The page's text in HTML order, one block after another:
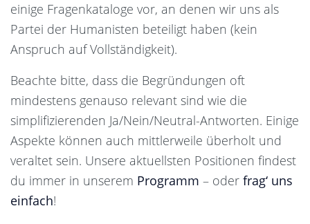
einige Fragenkataloge vor, an denen wir uns als
Partei der Humanisten beteiligt haben (kein
Anspruch auf Vollständigkeit).
Beachte bitte, dass die Begründungen oft
mindestens genauso relevant sind wie die
simplifizierenden Ja/Nein/Neutral-Antworten. Einige
Aspekte können auch mittlerweile überholt und
veraltet sein. Unsere aktuellsten Positionen findest
du immer in unserem Programm – oder frag‘ uns
einfach!